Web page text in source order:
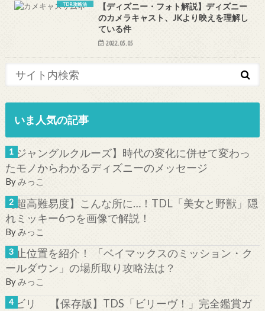
TDR攻略法
【ディズニー・フォト解説】ディズニー
のカメラキャスト、JKより映えを理解し
ている件
2022.05.05
いま人気の記事
【ジャングルクルーズ】時代の変化に併せて変わっ
たモノからわかるディズニーのメッセージ
Byみっこ
【超高難易度】こんな所に…！TDL「美女と野獣」隠
れミッキー6つを画像で解説！
Byみっこ
停止位置を紹介！ 「ベイマックスのミッション・ク
ールダウン」の場所取り攻略法は？
Byみっこ
【保存版】TDS「ビリーヴ！」完全鑑賞ガ